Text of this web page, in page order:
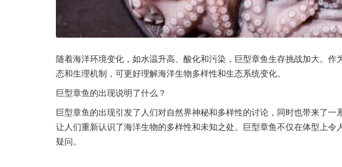
随着海洋环境变化，如水温升高、酸化和污染，巨型章鱼生存挑战加大。
态和生理机制，可更好理解海洋生物多样性和生态系统变化。
巨型章鱼的出现说明了什么？
巨型章鱼的出现引发了人们对自然界神秘和多样性的讨论，同时也带来了一
让人们重新认识了海洋生物的多样性和未知之处。巨型章鱼不仅在体型上
疑问。